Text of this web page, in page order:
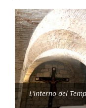
L’interno del